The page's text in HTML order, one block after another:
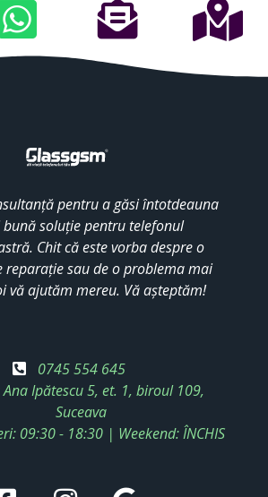
pentru a găsi întotdeauna
bună soluție pentru telefonul
Chit că este vorba despre o
reparație sau de o problema mai
vă ajutăm mereu. Vă așteptăm!
0745 554 645
Ipătescu 5, et. 1, biroul 109,
Suceava
09:30 - 18:30 | Weekend: ÎNCHIS